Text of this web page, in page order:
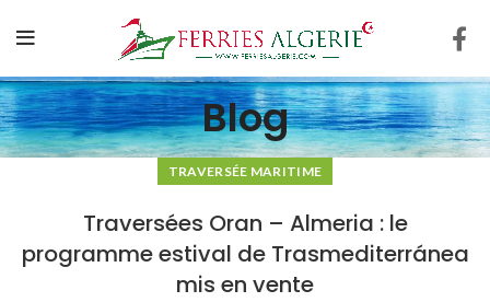
Blog
TRAVERSÉE MARITIME
Traversées Oran – Almeria : le
programme estival de Trasmediterránea
mis en vente